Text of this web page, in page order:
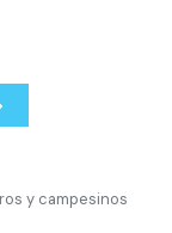
y campesinos